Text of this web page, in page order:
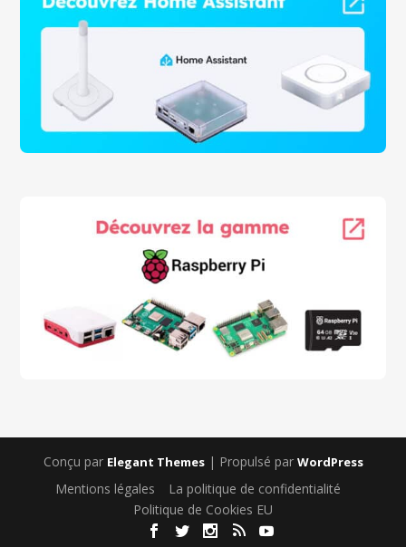
Conçu par Elegant Themes| Propulsé par WordPress
Mentions légales
La politique de confidentialité
Politique de Cookies EU